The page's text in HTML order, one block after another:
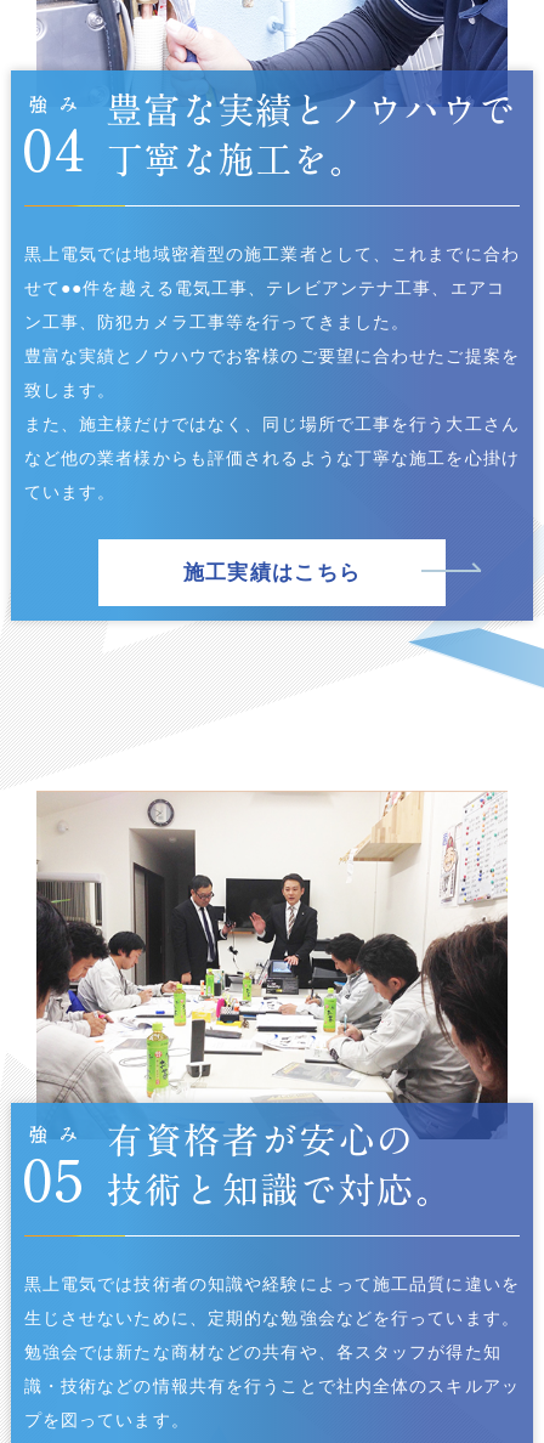
黒上電気では地域密着型の施工業者として、これまでに合わ
せて●●件を越える電気工事、テレビアンテナ工事、エアコ
ン工事、防犯カメラ工事等を行ってきました。
豊富な実績とノウハウでお客様のご要望に合わせたご提案を
致します。
また、施主様だけではなく、同じ場所で工事を行う大工さん
など他の業者様からも評価されるような丁寧な施工を心掛け
ています。
施工実績はこちら
黒上電気では技術者の知識や経験によって施工品質に違いを
生じさせないために、定期的な勉強会などを行っています。
勉強会では新たな商材などの共有や、各スタッフが得た知
識・技術などの情報共有を行うことで社内全体のスキルアッ
プを図っています。